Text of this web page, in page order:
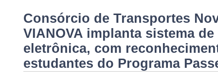
Consórcio de Transportes
VIANOVA implanta sistema
eletrônica, com
estudantes do Programa